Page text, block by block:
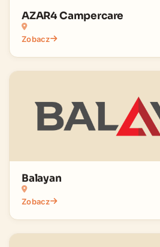
AZAR4 Campercare
Zobacz
Balayan
Zobacz